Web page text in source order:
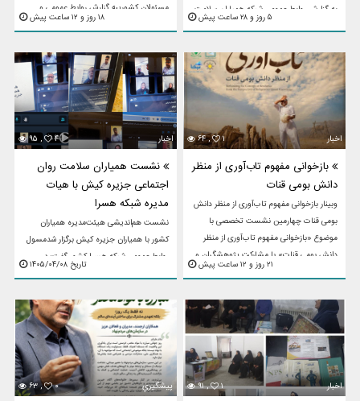
به گزارش روابط عمومی شبکه همیاران سلامت
روان اجتماعی (هسرا) استان کرمان، گردهمایی
۵ روز و ۲۸ ساعت پیش
مسئولان کشوریبه گزارش روابط عمومی و
اطلاع رسانی جمعیت همیاران سلامت ...
۱۸ روز و ۱۲ ساعت پیش
۶۴ , ۱ اخبار
بازخوانی مفهوم تاب‌آوری از منظر
دانش بومی قنات
وبینار بازخوانی مفهوم تاب‌آوری از منظر دانش
بومی قنات چهارمین نشست تخصصی با
موضوع «بازخوانی مفهوم تاب‌آوری از منظر
دانش بومی قنات» با مشارکت پژوهشگران و
۲۱ روز و ۱۲ ساعت پیش
۹۵ , ۴ اخبار
نشست همیاران سلامت روان
اجتماعی جزیره کیش با هیات
مدیره شبکه هسرا
نشست هم‌اندیشی هیئت‌مدیره همیاران
کشور با همیاران جزیره کیش برگزار شدمسول
روابط عمومی شبکه هسرا کشور گفت؛ در
تاریخ هشتم تیرماه در فضای آرام و پویا‌ی
تاریخ ۱۴۰۵/۰۴/۰۸
۹۱ , ۱ اخبار ۶۳ , ۰ پيشگيري